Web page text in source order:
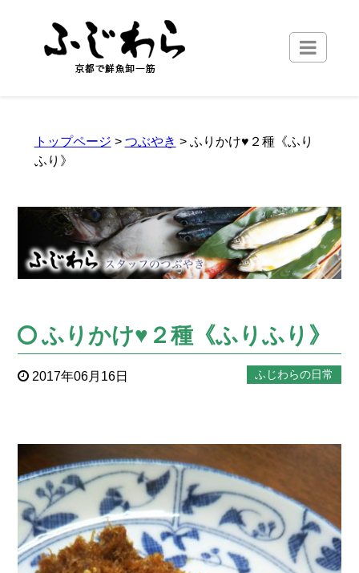
トップページ > つぶやき > ふりかけ♥２種《ふり
ふり》
ふりかけ♥２種《ふりふり》
2017年06月16日 ふじわらの日常